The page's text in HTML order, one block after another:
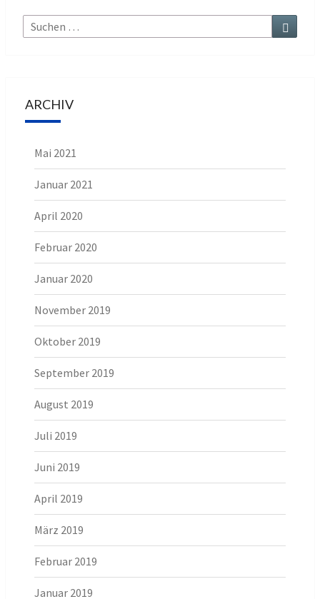
Suchen
nach:
ARCHIV
Mai 2021
Januar 2021
April 2020
Februar 2020
Januar 2020
November 2019
Oktober 2019
September 2019
August 2019
Juli 2019
Juni 2019
April 2019
März 2019
Februar 2019
Januar 2019